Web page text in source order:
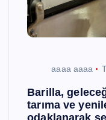
aaaa aaaa
Barilla,
tarıma ve